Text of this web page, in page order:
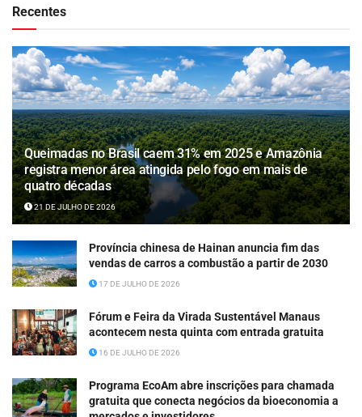
Recentes
Queimadas no Brasil caem 31% em 2025 e Amazônia
registra menor área atingida pelo fogo em mais de
quatro décadas
21 DE JULHO DE 2026
Província chinesa de Hainan anuncia fim das
vendas de carros a combustão a partir de 2030
17 DE JULHO DE 2026
Fórum e Feira da Virada Sustentável Manaus
acontecem nesta quinta com entrada gratuita
16 DE JULHO DE 2026
Programa EcoAm abre inscrições para chamada
gratuita que conecta negócios da bioeconomia a